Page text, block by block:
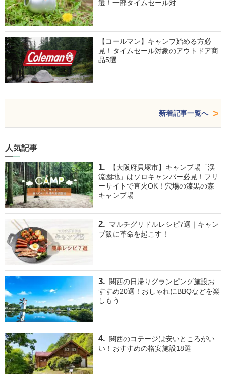
選！一部タイムセール対…
【コールマン】キャンプ始める方必
見！タイムセール対象のアウトドア商
品5選
新着記事一覧へ
人気記事
【大阪府貝塚市】キャンプ場「渓
流園地」はソロキャンパー必見！フリ
ーサイトで直火OK！穴場の漆黒の森
キャンプ場
マルチグリドルレシピ7選｜キャン
プ飯に革命を起こす！
関西の日帰りグランピング施設お
すすめ20選！おしゃれにBBQなどを楽
しもう
関西のコテージは安いところがい
い！おすすめの格安施設18選